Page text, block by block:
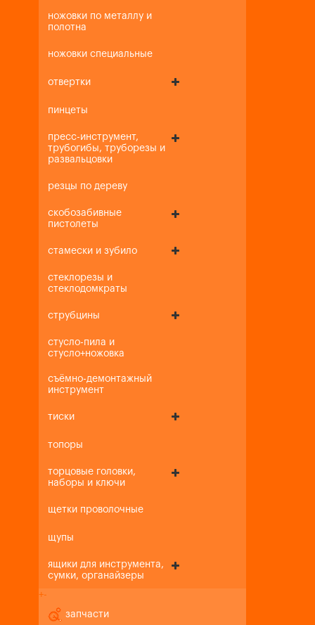
ножовки по металлу и
полотна
ножовки специальные
отвертки
пинцеты
пресс-инструмент,
трубогибы, труборезы и
развальцовки
резцы по дереву
скобозабивные
пистолеты
стамески и зубило
стеклорезы и
стеклодомкраты
струбцины
стусло-пила и
стусло+ножовка
съёмно-демонтажный
инструмент
тиски
топоры
торцовые головки,
наборы и ключи
щетки проволочные
щупы
ящики для инструмента,
сумки, органайзеры
+-
запчасти